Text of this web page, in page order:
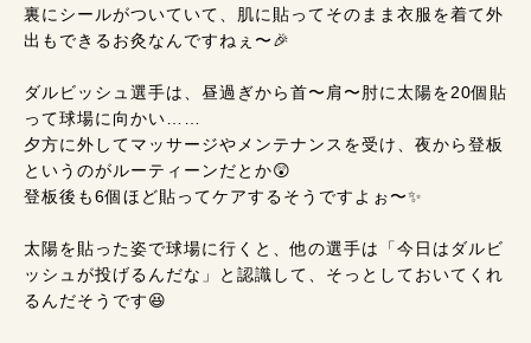
裏にシールがついていて、肌に貼ってそのまま衣服を着て外
出もできるお灸なんですねぇ〜🎉
ダルビッシュ選手は、昼過ぎから首〜肩〜肘に太陽を20個貼
って球場に向かい……
夕方に外してマッサージやメンテナンスを受け、夜から登板
というのがルーティーンだとか😲
登板後も6個ほど貼ってケアするそうですよぉ〜✨
太陽を貼った姿で球場に行くと、他の選手は「今日はダルビ
ッシュが投げるんだな」と認識して、そっとしておいてくれ
るんだそうです😆